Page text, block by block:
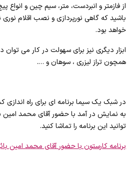
از فازمتر و انبردست، متر، سیم چین و انواع
باشید که گاهی نورپردازی و نصب اقلام
خواهد بود.
ابزار دیگری نیز برای سهولت در کار می توان
همچون تراز لیزری ، سوهان و ….
در شبک یک سیما برنامه ای برای راه
به نمایش در آمد با حضور آقای محمد امین
توانید این برنامه را تماشا کنید.
برنامه کارستون با حضور آقای محمد امین